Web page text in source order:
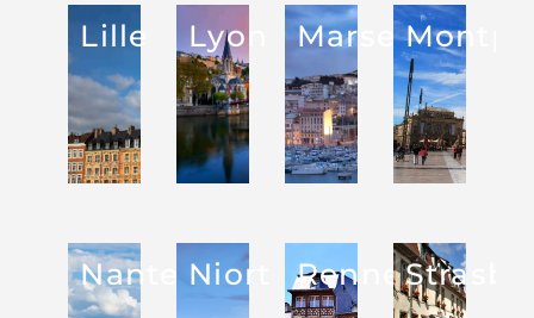
Lille Lyon Marseille
NantesNiort Rennes